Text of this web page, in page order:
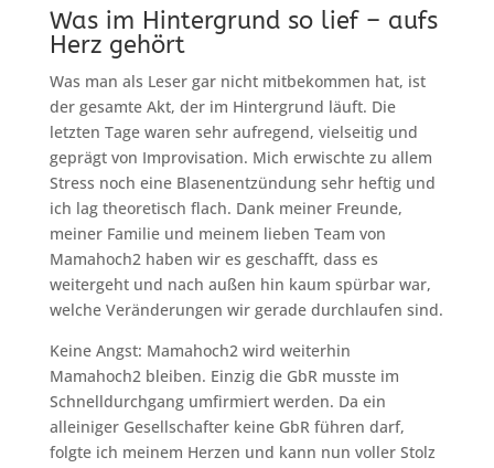
Was im Hintergrund so lief – aufs
Herz gehört
Was man als Leser gar nicht mitbekommen hat, ist
der gesamte Akt, der im Hintergrund läuft. Die
letzten Tage waren sehr aufregend, vielseitig und
geprägt von Improvisation. Mich erwischte zu allem
Stress noch eine Blasenentzündung sehr heftig und
ich lag theoretisch flach. Dank meiner Freunde,
meiner Familie und meinem lieben Team von
Mamahoch2 haben wir es geschafft, dass es
weitergeht und nach außen hin kaum spürbar war,
welche Veränderungen wir gerade durchlaufen sind.
Keine Angst: Mamahoch2 wird weiterhin
Mamahoch2 bleiben. Einzig die GbR musste im
Schnelldurchgang umfirmiert werden. Da ein
alleiniger Gesellschafter keine GbR führen darf,
folgte ich meinem Herzen und kann nun voller Stolz